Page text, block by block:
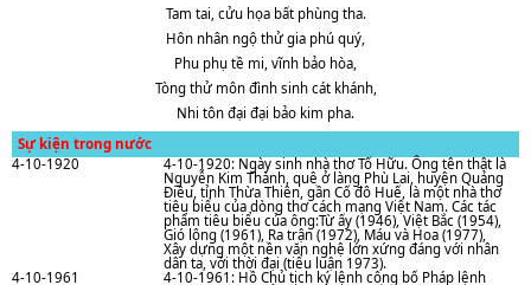
Tam tai, cửu họa bất phùng tha.
Hôn nhân ngộ thử gia phú quý,
Phu phụ tề mi, vĩnh bảo hòa,
Tòng thử môn đình sinh cát khánh,
Nhi tôn đại đại bảo kim pha.
Sự kiện trong nước
4-10-1920
4-10-1920: Ngày sinh nhà thơ Tố Hữu. Ông tên thật là
Nguyễn Kim Thành, quê ở làng Phù Lai, huyện Quảng
Điều, tỉnh Thừa Thiên, gần Cố đô Huế, là một nhà thơ
tiêu biểu của dòng thơ cách mạng Việt Nam. Các tác
phẩm tiêu biểu của ông:Từ ấy (1946), Việt Bắc (1954),
Gió lộng (1961), Ra trận (1972), Máu và Hoa (1977),
Xây dựng một nền văn nghệ lớn xứng đáng với nhân
dân ta, với thời đại (tiểu luận 1973).
4-10-1961
4-10-1961: Hồ Chủ tịch ký lệnh công bố Pháp lệnh